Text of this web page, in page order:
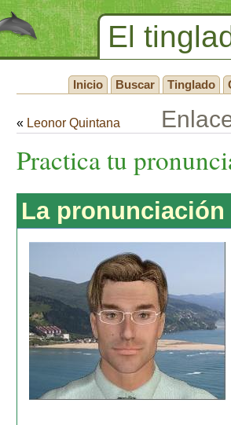
El
Inicio Buscar Tinglado
« Leonor Quintana
Practica tu
La